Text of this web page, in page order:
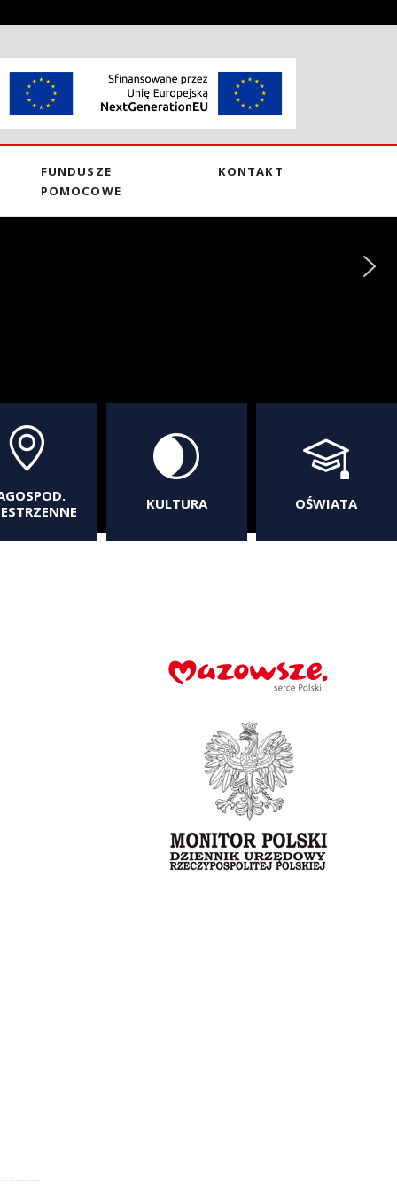
FUNDUSZE
POMOCOWE
KONTAKT
KULTURA OŚWIATA